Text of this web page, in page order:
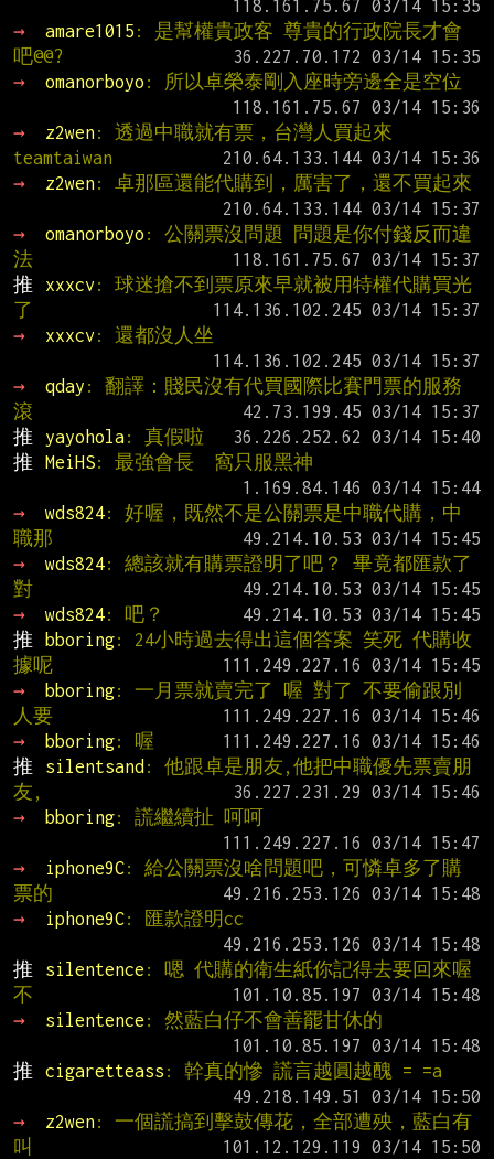
→
amare1015 : 是幫權貴政客 尊貴的行政院長才會
吧@@?
→
omanorboyo : 所以卓榮泰剛入座時旁邊全是空位
→
z2wen: 透過中職就有票，台灣人買起來
teamtaiwan
→
z2wen: 卓那區還能代購到，厲害了，還不買起來
→
omanorboyo : 公關票沒問題 問題是你付錢反而違
法
推
xxxcv : 球迷搶不到票原來早就被用特權代購買光
了
→
xxxcv : 還都沒人坐
→
qday : 翻譯：賤民沒有代買國際比賽門票的服務
滾
推
yayohola: 真假啦
推
MeiHS: 最強會長  窩只服黑神
→
wds824: 好喔，既然不是公關票是中職代購，中
職那
→
wds824: 總該就有購票證明了吧？ 畢竟都匯款了
對
→
wds824: 吧？
推
bboring: 24小時過去得出這個答案 笑死 代購收
據呢
→
bboring: 一月票就賣完了 喔 對了 不要偷跟別
人要
→
bboring: 喔
推
silentsand : 他跟卓是朋友,他把中職優先票賣朋
友,
→
bboring: 謊繼續扯 呵呵
→
iphone9C: 給公關票沒啥問題吧，可憐卓多了購
票的
→
iphone9C: 匯款證明cc
推
silentence : 嗯 代購的衛生紙你記得去要回來喔
不
→
silentence : 然藍白仔不會善罷甘休的
推
cigaretteass : 幹真的慘 謊言越圓越醜 = =a
→
z2wen: 一個謊搞到擊鼓傳花，全部遭殃，藍白有
叫